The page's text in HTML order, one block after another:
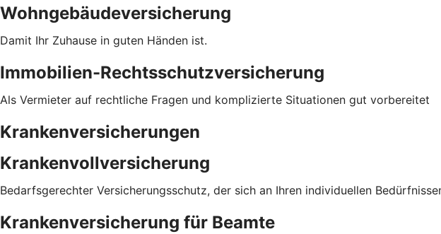
Wohngebäudeversicherung
Damit Ihr Zuhause in guten Händen ist.
Immobilien-Rechtsschutzversicherung
Als Vermieter auf rechtliche Fragen und komplizierte Situationen gut vorbereitet
Krankenversicherungen
Krankenvollversicherung
Bedarfsgerechter Versicherungsschutz, der sich an Ihren individuellen
Krankenversicherung für Beamte